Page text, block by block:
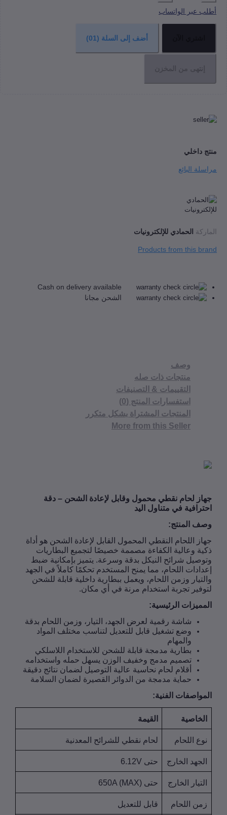
عبر الواتساب
أضف إلى السلة (01)
من المخزن
البائع
الحمادي للإلكترونيات
Products from this
Cash on delivery available
الشحن مجانا
منتجات ذات صله
التقييمات & التصنيفات
استفسارات المنتج (0)
المنتجات المشتراة بشكل متكرر
More from this Seller
لحام نقطي محمول وقابل لإعادة الشحن – دقة
في متناول اليد
المنتج:
اللحام النقطي المحمول القابل لإعادة الشحن هو أداة
وعالية الكفاءة مصممة خصيصًا لتجميع البطاريات
شرائح النيكل بدقة وسرعة. يتميز بإمكانية ضبط
اللحام، مما يمنح المستخدم تحكمًا كاملاً في الجهد
وزمن اللحام، ويعمل ببطارية داخلية قابلة للشحن
تجربة استخدام مرنة في أي مكان.
الرئيسية:
شاشة رقمية لعرض الجهد، التيار، وزمن اللحام بدقة
وضع تشغيل قابل للتعديل لتناسب مختلف المواد
بطارية مدمجة قابلة للشحن للاستخدام اللاسلكي
تصميم مدمج وخفيف الوزن يسهل حمله واستخدامه
أقلام لحام نحاسية عالية التوصيل لضمان نتائج دقيقة
حماية مدمجة من الدوائر القصيرة لضمان السلامة
الفنية:
القيمة
اللحام لحام نقطي للشرائح المعدنية
الخارج حتى 6.12V
الخارج حتى 650A (MAX)
اللحام قابل للتعديل